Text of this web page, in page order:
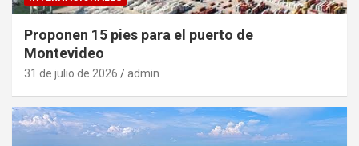
Proponen 15 pies para el puerto de
Montevideo
31 de julio de 2026 admin